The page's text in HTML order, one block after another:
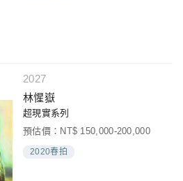
2027
林惺嶽
超現實系列
預估價：NT$ 150,000-200,000
2020春拍